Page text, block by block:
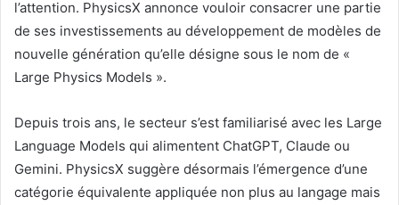
l’attention. PhysicsX annonce vouloir consacrer une partie
de ses investissements au développement de modèles de
nouvelle génération qu’elle désigne sous le nom de «
Large Physics Models ».
Depuis trois ans, le secteur s’est familiarisé avec les Large
Language Models qui alimentent ChatGPT, Claude ou
Gemini. PhysicsX suggère désormais l’émergence d’une
catégorie équivalente appliquée non plus au langage mais